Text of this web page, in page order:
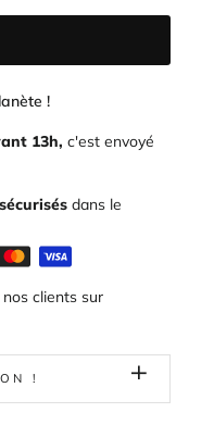
!
13h, c'est envoyé
sécurisés dans le
clients sur
!